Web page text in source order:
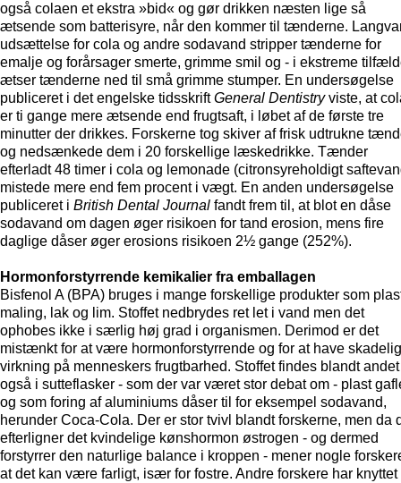
også colaen et ekstra »bid« og gør drikken næsten lige så
ætsende som batterisyre, når den kommer til tænderne.
udsættelse for cola og andre sodavand stripper tænderne for
emalje og forårsager smerte, grimme smil og - i ekstreme
ætser tænderne ned til små grimme stumper. En undersøgelse
publiceret i det engelske tidsskriftGeneral Dentistryviste, at
er ti gange mere ætsende end frugtsaft, i løbet af de første tre
minutter der drikkes. Forskerne tog skiver af frisk udtrukne
og nedsænkede dem i 20 forskellige læskedrikke. Tænder
efterladt 48 timer i cola og lemonade (citronsyreholdigt
mistede mere end fem procent i vægt. En anden undersøgelse
publiceret i British Dental Journal fandt frem til, at blot en dåse
sodavand om dagen øger risikoen for tand erosion, mens fire
daglige dåser øger erosions risikoen 2½ gange (252%).
Hormonforstyrrende kemikalier fra emballagen
Bisfenol A (BPA) bruges i mange forskellige produkter som
maling, lak og lim. Stoffet nedbrydes ret let i vand men det
ophobes ikke i særlig høj grad i organismen. Derimod er det
mistænkt for at være hormonforstyrrende og for at have skadelig
virkning på menneskers frugtbarhed. Stoffet findes blandt andet
også i sutteflasker - som der var været stor debat om - plast
og som foring af aluminiums dåser til for eksempel sodavand,
herunder Coca-Cola. Der er stor tvivl blandt forskerne, men da
efterligner det kvindelige kønshormon østrogen - og dermed
forstyrrer den naturlige balance i kroppen - mener nogle
at det kan være farligt, især for fostre. Andre forskere har knyttet